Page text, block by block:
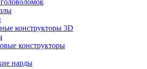
конструкторы 3D
конструкторы
нарды